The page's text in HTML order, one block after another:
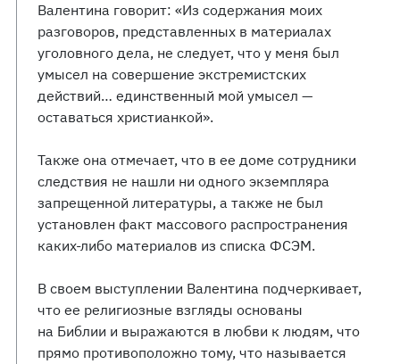
Валентина говорит: «Из содержания моих
разговоров, представленных в материалах
уголовного дела, не следует, что у меня был
умысел на совершение экстремистских
действий… единственный мой умысел —
оставаться христианкой».
Также она отмечает, что в ее доме сотрудники
следствия не нашли ни одного экземпляра
запрещенной литературы, а также не был
установлен факт массового распространения
каких-либо материалов из списка ФСЭМ.
В своем выступлении Валентина подчеркивает,
что ее религиозные взгляды основаны
на Библии и выражаются в любви к людям, что
прямо противоположно тому, что называется